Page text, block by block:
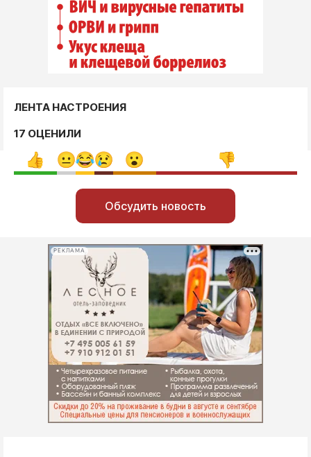
ЛЕНТА НАСТРОЕНИЯ
17 ОЦЕНИЛИ
Обсудить новость
РЕКЛАМА